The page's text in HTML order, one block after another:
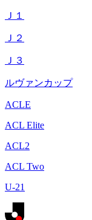
Ｊ１
Ｊ２
Ｊ３
ルヴァンカップ
ACLE
ACL Elite
ACL2
ACL Two
U-21